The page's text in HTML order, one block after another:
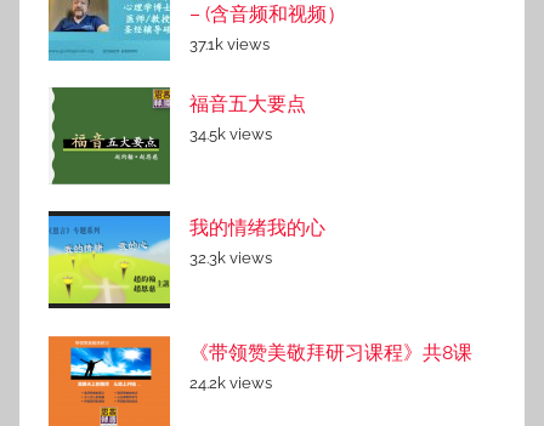
– (含音频和视频）
37.1k views
福音五大要点
34.5k views
我的情绪我的心
32.3k views
《带领赞美敬拜研习课程》共8课
24.2k views